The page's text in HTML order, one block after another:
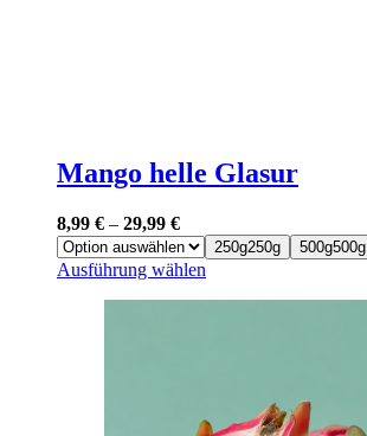
Mango helle Glasur
8,99 € – 29,99 €
250g250g 500g500g
Ausführung wählen
Optionen